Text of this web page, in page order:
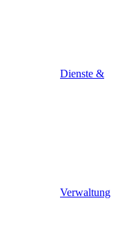
Dienste &
Verwaltung